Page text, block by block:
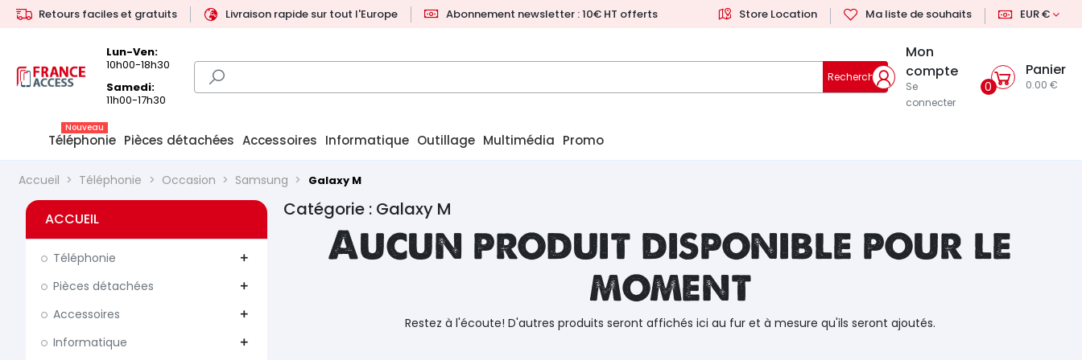
Retours faciles et gratuits Livraison rapide sur tout l'Europe Abonnement newsletter : 10€ HT offerts Store Location Ma liste de souhaits EUR €
Lun-Ven:
10h00-18h30
Samedi:
11h00-17h30
Rechercher
Mon
compte
Se
connecter
0
Panier
0.00 €
Téléphonie
Nouveau
Pièces détachées Accessoires Informatique Outillage Multimédia Promo
Accueil Téléphonie Occasion Samsung Galaxy M
ACCUEIL
Téléphonie add
Pièces détachées add
Accessoires add
Informatique add
Catégorie : Galaxy M
Aucun produit disponible pour le
moment
Restez à l'écoute! D'autres produits seront affichés ici au fur et à mesure qu'ils seront ajoutés.